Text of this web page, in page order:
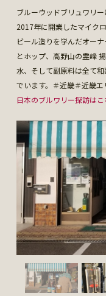
ブルーウッドブリュワリ
2017年に開業したマイク
ビール造りを学んだオー
とホップ、高野山の霊峰
水、そして副原料は全て
でいます。＃近畿＃近畿
日本のブルワリー探訪は